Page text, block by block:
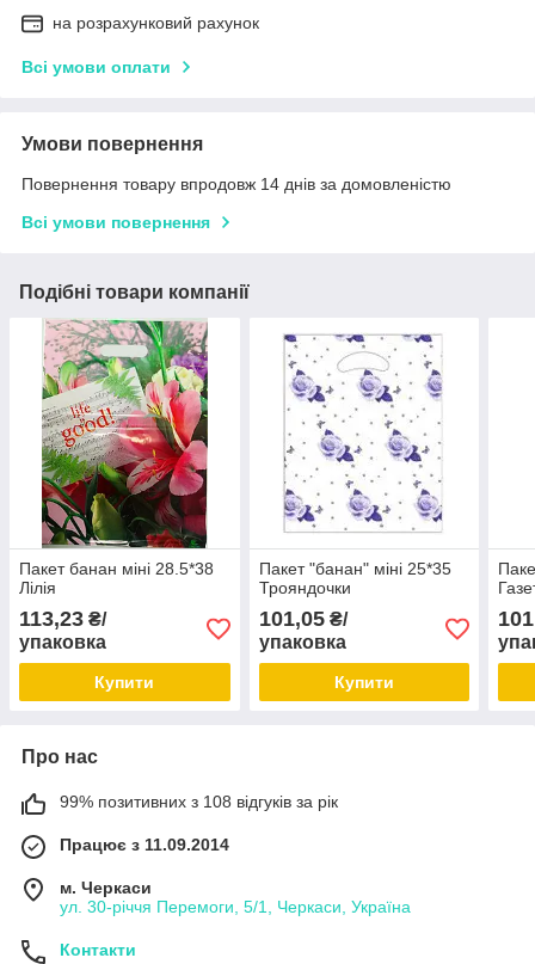
на розрахунковий рахунок
Всі умови оплати
Умови повернення
Повернення товару впродовж 14 днів за домовленістю
Всі умови повернення
Подібні товари компанії
Пакет банан міні 28.5*38
Лілія
113,23 ₴/
упаковка
Купити
Пакет "банан" міні 25*35
Трояндочки
101,05₴/
упаковка
Купити
Про нас
99% позитивних з 108 відгуків за рік
Працює з 11.09.2014
м. Черкаси
ул. 30-рiччя Перемоги, 5/1, Черкаси, Україна
Контакти